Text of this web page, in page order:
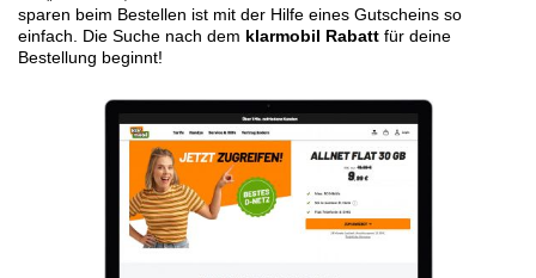
sparen beim Bestellen ist mit der Hilfe eines Gutscheins so
einfach. Die Suche nach dem klarmobil Rabatt für deine
Bestellung beginnt!